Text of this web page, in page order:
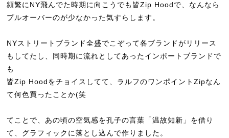
頻繁にNY飛んでた時期に向こうでも皆Zip Hoodで、なんなら
プルオーバーのが少なかった気すらします。
NYストリートブランド全盛でこぞって各ブランドがリリース
もしてたし、同時期に流れとしてあったインポートブランドで
も
皆Zip Hoodをチョイスしてて、ラルフのワンポイントZipなん
て何色買ったことか(笑
てことで、あの頃の空気感を孔子の言葉「温故知新」を借り
て、グラフィックに落とし込んで作りました。